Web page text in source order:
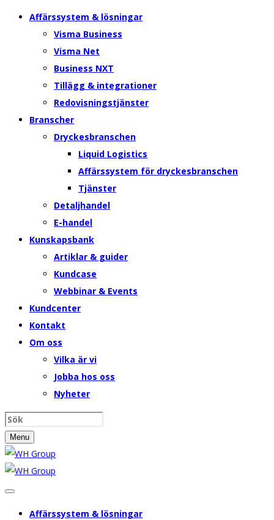
Affärssystem & lösningar
Visma Business
Visma Net
Business NXT
Tillägg & integrationer
Redovisningstjänster
Branscher
Dryckesbranschen
Liquid Logistics
Affärssystem för dryckesbranschen
Tjänster
Detaljhandel
E-handel
Kunskapsbank
Artiklar & guider
Kundcase
Webbinar & Events
Kundcenter
Kontakt
Om oss
Vilka är vi
Jobba hos oss
Nyheter
Menu
Affärssystem & lösningar